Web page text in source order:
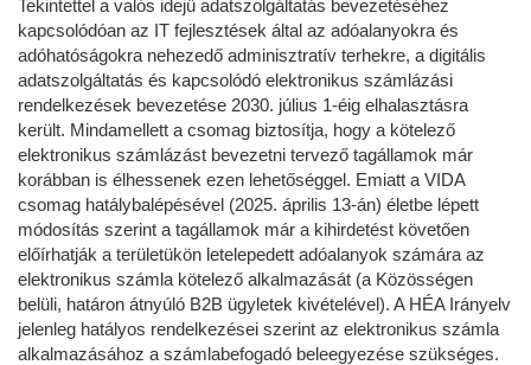
Tekintettel a valós idejű adatszolgáltatás bevezetéséhez
kapcsolódóan az IT fejlesztések által az adóalanyokra és
adóhatóságokra nehezedő adminisztratív terhekre, a digitális
adatszolgáltatás és kapcsolódó elektronikus számlázási
rendelkezések bevezetése 2030. július 1-éig elhalasztásra
került. Mindamellett a csomag biztosítja, hogy a kötelező
elektronikus számlázást bevezetni tervező tagállamok már
korábban is élhessenek ezen lehetőséggel. Emiatt a VIDA
csomag hatálybalépésével (2025. április 13-án) életbe lépett
módosítás szerint a tagállamok már a kihirdetést követően
előírhatják a területükön letelepedett adóalanyok számára az
elektronikus számla kötelező alkalmazását (a Közösségen
belüli, határon átnyúló B2B ügyletek kivételével). A HÉA Irányelv
jelenleg hatályos rendelkezései szerint az elektronikus számla
alkalmazásához a számlabefogadó beleegyezése szükséges.